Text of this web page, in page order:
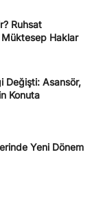
Ruhsat
Haklar
Değişti: Asansör,
Konuta
Yeni Dönem